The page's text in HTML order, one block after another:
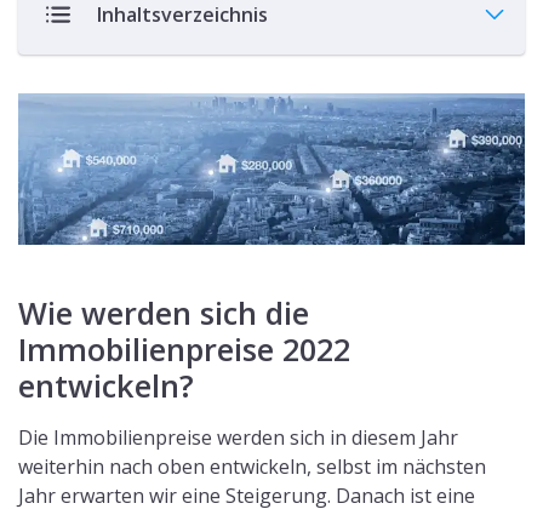
Inhaltsverzeichnis
Wie werden sich die
Immobilienpreise 2022
entwickeln?
Die Immobilienpreise werden sich in diesem Jahr
weiterhin nach oben entwickeln, selbst im nächsten
Jahr erwarten wir eine Steigerung. Danach ist eine